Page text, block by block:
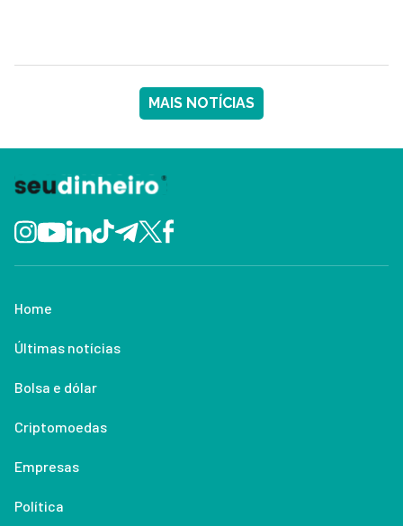
MAIS NOTÍCIAS
Home
Últimas notícias
Bolsa e dólar
Criptomoedas
Empresas
Política